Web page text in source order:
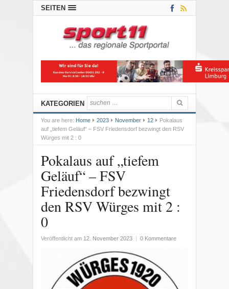
SEITEN
KATEGORIEN
You are here: Home 2023 November 12
Pokalaus
auf „tiefem Geläuf“ – FSV Friedensdorf bezwingt den RSV
Würges mit 2 : 0
Pokalaus auf „tiefem
Geläuf“ – FSV
Friedensdorf bezwingt
den RSV Würges mit 2 :
0
Veröffentlicht am 12. November 2023 0 Kommentare